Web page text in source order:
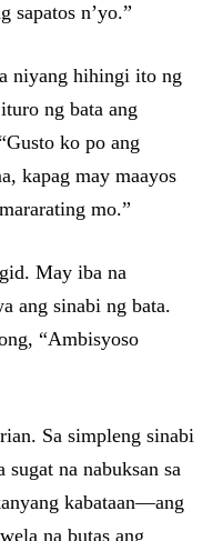
sapatos n’yo.”
niyang hihingi ito ng
ng bata ang
ko po ang
kapag may maayos
mo.”
May iba na
ang sinabi ng bata.
“Ambisyoso
Sa simpleng sinabi
sugat na nabuksan sa
kabataan—ang
na butas ang